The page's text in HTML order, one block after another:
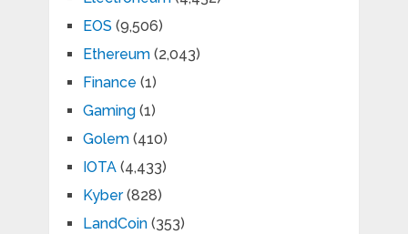
EOS (9,506)
Ethereum(2,043)
Finance (1)
Gaming(1)
Golem(410)
IOTA(4,433)
Kyber(828)
LandCoin(353)